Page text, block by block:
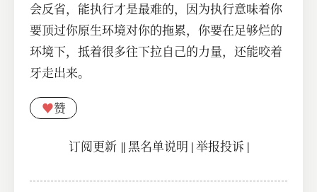
会反省，能执行才是最难的，因为执行意味着你
要顶过你原生环境对你的拖累，你要在足够烂的
环境下，抵着很多往下拉自己的力量，还能咬着
牙走出来。
♥赞
订阅更新||黑名单说明 |举报投诉 |